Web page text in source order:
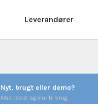
Leverandører
Nyt, brugt eller demo?
Altid testet og klar til brug.